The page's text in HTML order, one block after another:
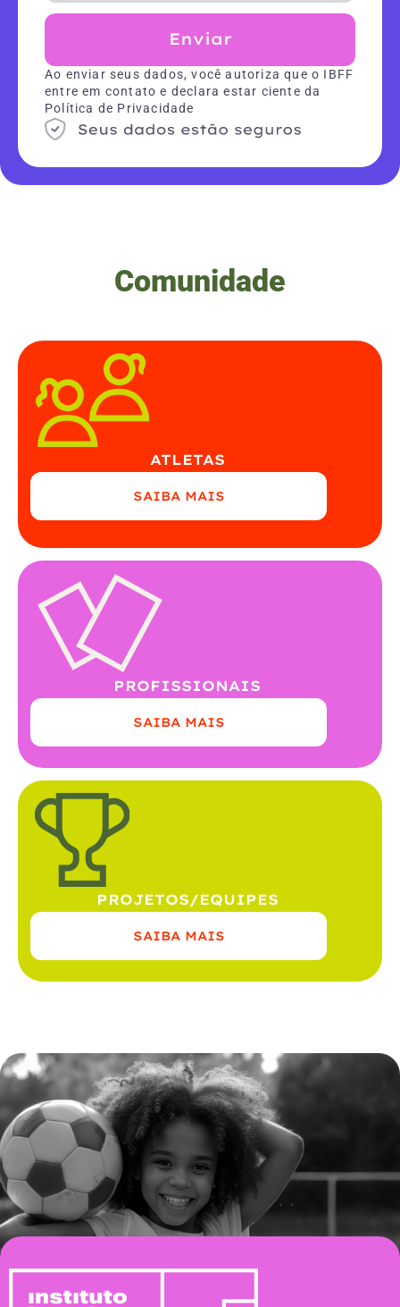
Enviar
Ao enviar seus dados, você autoriza que o IBFF
entre em contato e declara estar ciente da
Política de Privacidade
Comunidade
ATLETAS
SAIBA MAIS
PROFISSIONAIS
SAIBA MAIS
PROJETOS/EQUIPES
SAIBA MAIS